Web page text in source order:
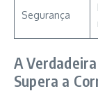
Segurança
A
Supera a